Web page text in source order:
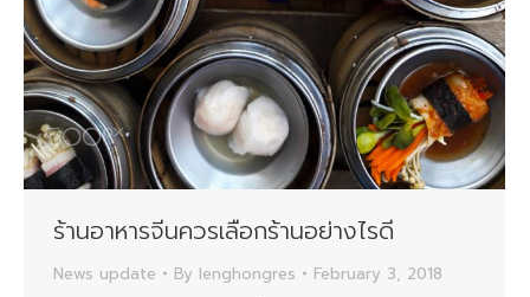
ร้านอาหารจีนควรเลือกร้านอย่างไรดี
News update By lenghongres February 3, 2018